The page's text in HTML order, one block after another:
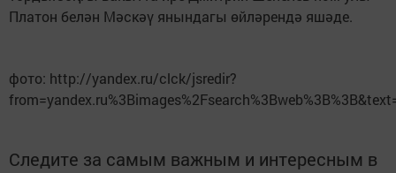
Платон белән Мәскәү янындагы өйләрендә яшәде.
фото: http://yandex.ru/clck/jsredir?
Следите за самым важным и интересным в